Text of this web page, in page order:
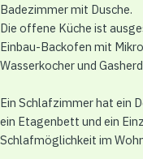
Badezimmer mit Dusche.
Die offene Küche ist
Einbau-Backofen mit
Wasserkocher und
Ein Schlafzimmer hat ein
ein Etagenbett und ein
Schlafmöglichkeit im